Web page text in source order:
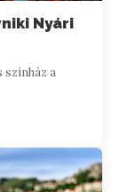
Nyári
színház a